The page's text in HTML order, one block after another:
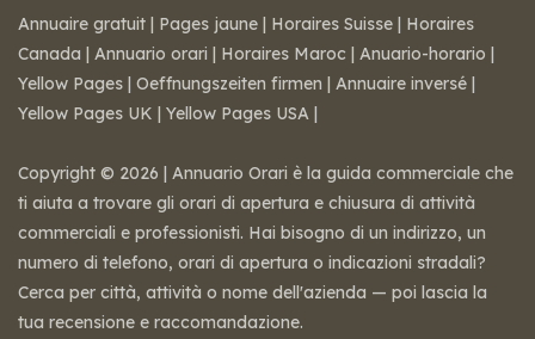
Annuaire gratuit | Pages jaune | Horaires Suisse | Horaires
Canada | Annuario orari | Horaires Maroc | Anuario-horario |
Yellow Pages | Oeffnungszeiten firmen | Annuaire inversé |
Yellow Pages UK | Yellow Pages USA |
Copyright © 2026 | Annuario Orari è la guida commerciale che
ti aiuta a trovare gli orari di apertura e chiusura di attività
commerciali e professionisti. Hai bisogno di un indirizzo, un
numero di telefono, orari di apertura o indicazioni stradali?
Cerca per città, attività o nome dell'azienda — poi lascia la
tua recensione e raccomandazione.